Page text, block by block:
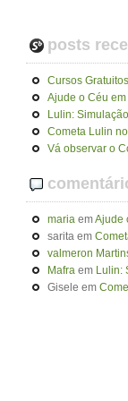
posts
Cursos
Ajude o Céu
Lulin:
Cometa Lulin
Vá observar o
maria emAjude
sarita em
valmeron
Mafra em Lulin:
Gisele em